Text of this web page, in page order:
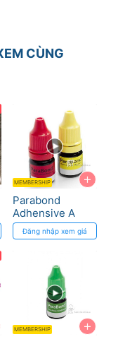
CÙNG
+
MEMBERSHIP
Parabond
Adhensive A
(Red) & B
(Yellow) Set
paracore hóa
trùng hợp
Đăng nhập xem giá
+
MEMBERSHIP